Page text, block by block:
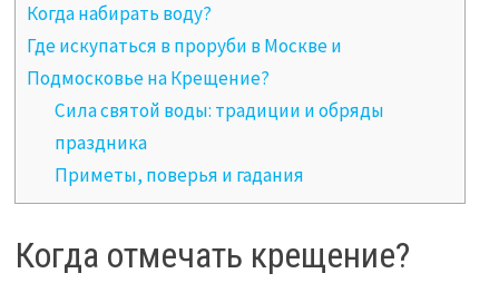
Когда набирать воду?
Где искупаться в проруби в Москве и
Подмосковье на Крещение?
Сила святой воды: традиции и обряды
праздника
Приметы, поверья и гадания
Когда отмечать крещение?